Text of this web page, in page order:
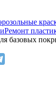
Ремонт
базовых